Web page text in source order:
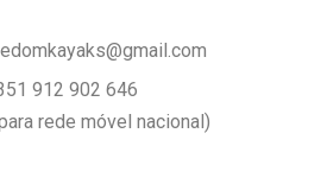
912 902 646
rede móvel nacional)